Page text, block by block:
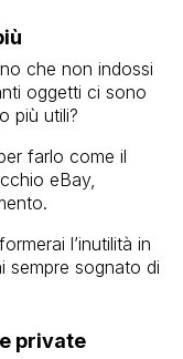
che non indossi
oggetti ci sono
più utili?
farlo come il
eBay,
l’inutilità in
sempre sognato di
private